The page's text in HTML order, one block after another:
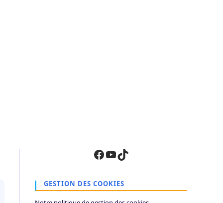
Facebook
YouTube
TikTok
GESTION DES COOKIES